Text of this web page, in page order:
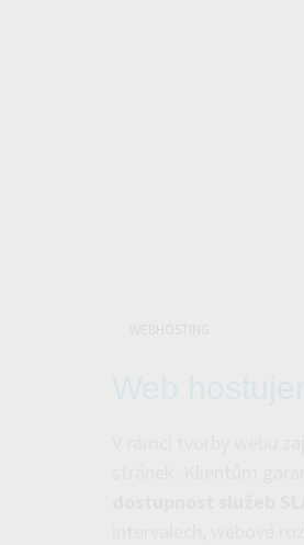
Web
V rámci tvorby webu
stránek. Klientům
intervalech, webové